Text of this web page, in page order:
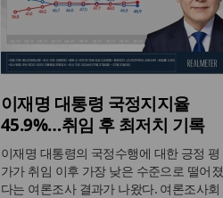
이재명 대통령 국정지지율
45.9%…취임 후 최저치 기록
이재명 대통령의 국정수행에 대한 긍정 평
가가 취임 이후 가장 낮은 수준으로 떨어졌
다는 여론조사 결과가 나왔다. 여론조사회